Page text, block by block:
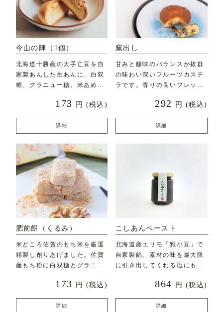
今山の陣（1個）
北海道十勝産の大手亡豆を自
家製あんした生あんに、白双
糖、グラニュー糖、米あめを
173 円 (税込)
詳細
窯出し
甘みと酸味のバランスが抜群
の味わい深いフルーツカステ
ラです。香りの良いフレッシ
292 円 (税込)
詳細
肥前餅（くるみ）
米どころ佐賀のもち米を厳選
精製し創りあげました。佐賀
産もち粉に白双糖とグラニュ
173 円 (税込)
詳細
こしあんペースト
北海道産エリモ「雅小豆」で
自家製餡、素材の味を最大限
に引き出してくれる塩にもこ
864 円 (税込)
詳細